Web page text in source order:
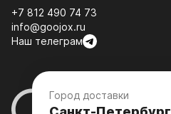
+7 812 490 74 73
info@goojox.ru
Наш телеграм
Город доставки